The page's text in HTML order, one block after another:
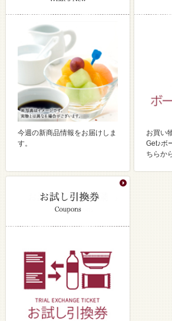
今週の新商品情報をお届けしま
す。
お買い
Get♪ボ
ちらか